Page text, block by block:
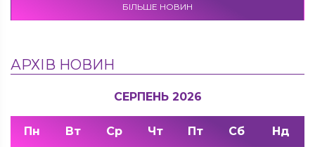
БІЛЬШЕ НОВИН
АРХІВ НОВИН
СЕРПЕНЬ 2026
Пн Вт Ср Чт Пт Сб Нд